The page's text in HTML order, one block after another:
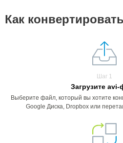
Как
Шаг 1
Загрузите avi-
Выберите файл, который вы хотите
Google Диска, Dropbox или